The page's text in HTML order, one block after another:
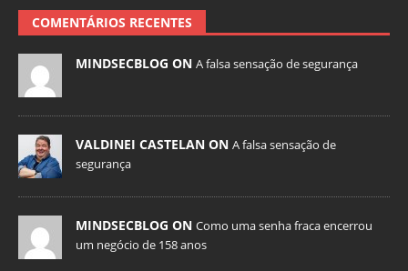
COMENTÁRIOS RECENTES
MINDSECBLOG ON A falsa sensação de segurança
VALDINEI CASTELAN ON A falsa sensação de
segurança
MINDSECBLOG ON Como uma senha fraca encerrou
um negócio de 158 anos